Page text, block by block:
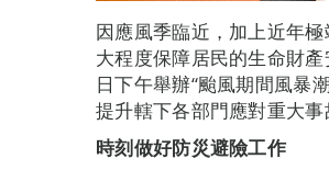
因應風季臨近，加上近年
大程度保障居民的生命財
日下午舉辦“颱風期間風暴
提升轄下各部門應對重大事
時刻做好防災避險工作